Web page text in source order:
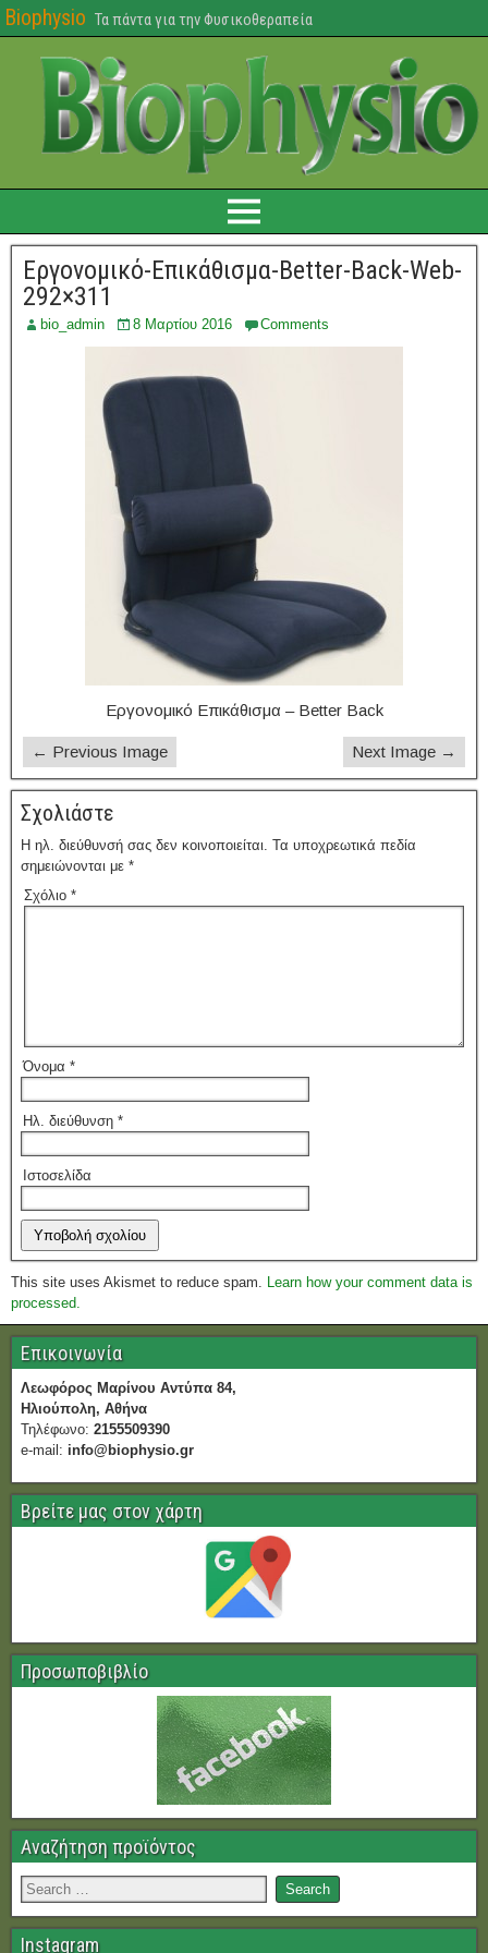
Biophysio Τα πάντα για την Φυσικοθεραπεία
Εργονομικό-Επικάθισμα-Better-Back-Web-
292×311
bio_admin 8 Μαρτίου 2016 Comments
Εργονομικό Επικάθισμα – Better Back
← Previous Image Next Image →
Σχολιάστε
Η ηλ. διεύθυνσή σας δεν κοινοποιείται. Τα υποχρεωτικά πεδία
σημειώνονται με *
Σχόλιο *
Όνομα *
Ηλ. διεύθυνση *
Ιστοσελίδα
This site uses Akismet to reduce spam. Learn how your comment data is
processed.
Επικοινωνία
Λεωφόρος Μαρίνου Αντύπα 84,
Ηλιούπολη, Αθήνα
Τηλέφωνο: 2155509390
e-mail: info@biophysio.gr
Βρείτε μας στον χάρτη
Προσωποβιβλίο
Αναζήτηση προϊόντος
Instagram